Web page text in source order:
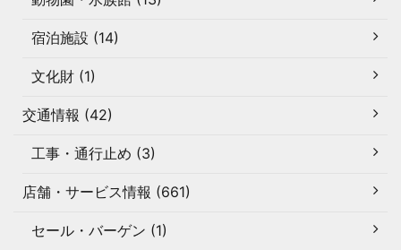
宿泊施設 (14)
文化財 (1)
交通情報 (42)
工事・通行止め (3)
店舗・サービス情報 (661)
セール・バーゲン (1)